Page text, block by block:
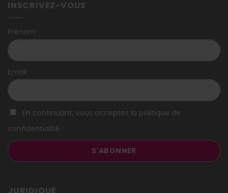
INSCRIVEZ-VOUS
Prénom
Email
En continuant, vous acceptez la politique de
confidentialité